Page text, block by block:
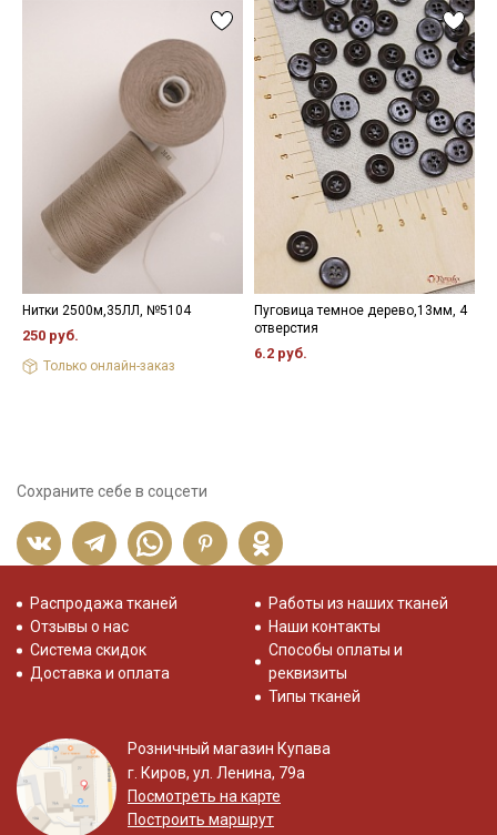
Нитки 2500м,35ЛЛ, №5104
250 руб.
Только онлайн-заказ
Пуговица темное дерево,13мм, 4
отверстия
6.2 руб.
Сохраните себе в соцсети
Распродажа тканей
Отзывы о нас
Система скидок
Доставка и оплата
Работы из наших тканей
Наши контакты
Способы оплаты и
реквизиты
Типы тканей
Розничный магазин Купава
г. Киров, ул. Ленина, 79а
Посмотреть на карте
Построить маршрут